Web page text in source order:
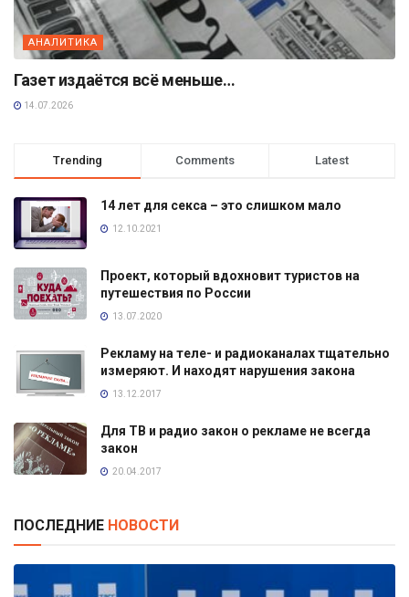
АНАЛИТИКА
Газет издаётся всё меньше…
14.07.2026
Trending Comments Latest
14 лет для секса – это слишком мало
12.10.2021
Проект, который вдохновит туристов на
путешествия по России
13.07.2020
Рекламу на теле- и радиоканалах тщательно
измеряют. И находят нарушения закона
13.12.2017
Для ТВ и радио закон о рекламе не всегда
закон
20.04.2017
ПОСЛЕДНИЕ НОВОСТИ